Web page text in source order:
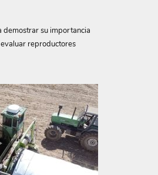
demostrar su importancia
reproductores